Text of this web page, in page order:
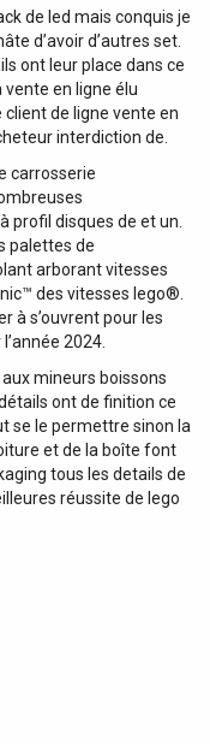
de led mais conquis je
d’avoir d’autres set.
ont leur place dans ce
vente en ligne élu
client de ligne vente en
interdiction de.
carrosserie
profil disques de et un.
palettes de
arborant vitesses
des vitesses lego®.
à s’ouvrent pour les
2024.
mineurs boissons
ont de finition ce
se le permettre sinon la
et de la boîte font
tous les details de
réussite de lego